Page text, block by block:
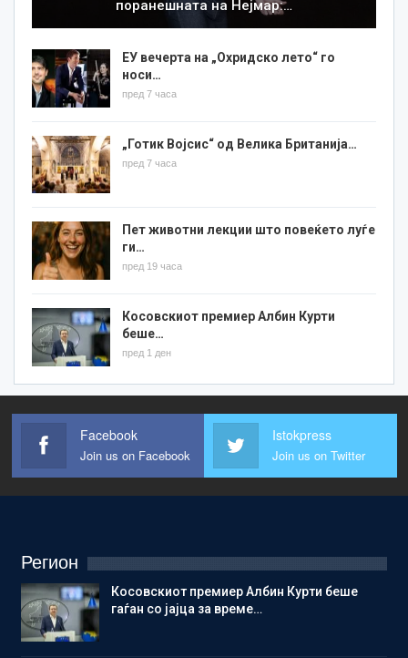
поранешната на Нејмар:…
ЕУ вечерта на „Охридско лето“ го
носи…
пред 7 часа
„Готик Војсис“ од Велика Британија…
пред 7 часа
Пет животни лекции што повеќето луѓе
ги…
пред 19 часа
Косовскиот премиер Албин Курти
беше…
пред 1 ден
Facebook
Join us on Facebook
Istokpress
Join us on Twitter
Регион
Косовскиот премиер Албин Курти беше
гаѓан со јајца за време…